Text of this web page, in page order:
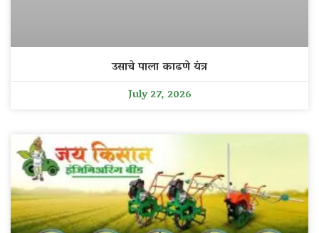
उसाचे पाला काढणे यंत्र
July 27, 2026